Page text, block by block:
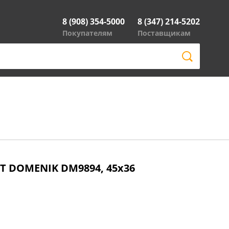
8 (908) 354-5000
Покупателям
8 (347) 214-5202
Поставщикам
DM9894, 45х36